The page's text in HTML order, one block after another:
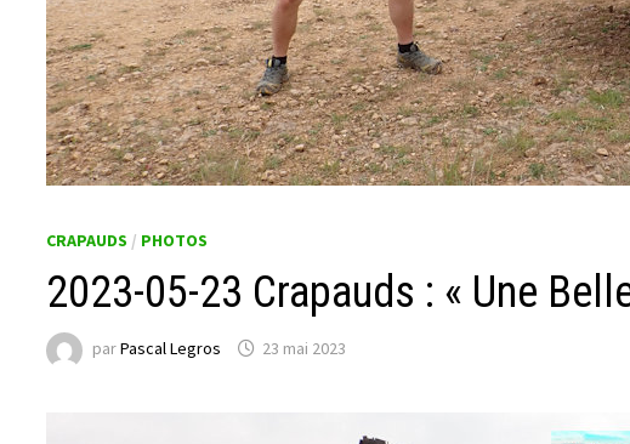
CRAPAUDS / PHOTOS
2023-05-23 Crapauds : « Une
parPascal Legros 23 mai 2023